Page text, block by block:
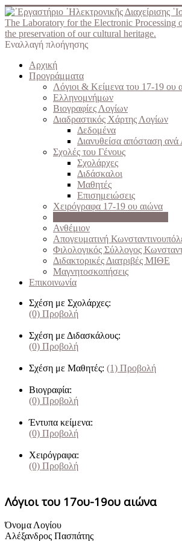
The Laboratory for the Electronic
the preservation of our cultural heritage.
Εναλλαγή πλοήγησης
Αρχική
Προγράμματα
Λόγιοι & Κείμενα του 17-19 ου
Ελληνομνήμων
Βιογραφίες Λογίων
Διαδραστικός Χάρτης Λογίων
Δεδομένα
Διανυθείσα απόσταση ανά
Σχολές του Γένους
Σχολάρχες
Διδάσκαλοι
Μαθητές
Επισημειώσεις
Χειρόγραφα 17-19 ου αιώνα
Ανθέμιον
Απογευματινή
Φιλολογικός Σύλλογος
Διδακτορικές Διατριβές ΜΙΘΕ
Μαγνητοσκοπήσεις
Επικοινωνία
Σχέση με Σχολάρχες:
(0) Προβολή
Σχέση με Διδασκάλους:
(0) Προβολή
Σχέση με Μαθητές: (1) Προβολή
Βιογραφία:
(0) Προβολή
Έντυπα κείμενα:
(0) Προβολή
Χειρόγραφα:
(0) Προβολή
Λόγιοι του 17ου-19ου αιώνα
Όνομα Λογίου
Αλέξανδρος Πασπάτης